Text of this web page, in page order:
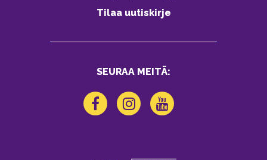
Tilaa uutiskirje
SEURAA MEITÄ: